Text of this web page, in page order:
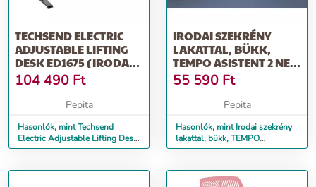
TECHSEND ELECTRIC
ADJUSTABLE LIFTING
DESK ED1675 (IRODAI)
ELEKTRO...
104 490 Ft
Pepita
Hasonlók, mint Techsend
Electric Adjustable Lifting Desk
ED1675 (irodai) elektro...
IRODAI SZEKRÉNY
LAKATTAL, BÜKK,
TEMPO ASISTENT 2 NEW
002
55 590 Ft
Pepita
Hasonlók, mint Irodai szekrény
lakattal, bükk, TEMPO
ASISTENT 2 NEW 002